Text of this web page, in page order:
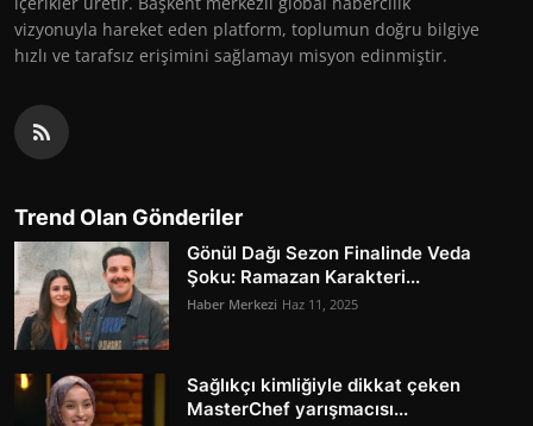
vizyonuyla hareket eden platform, toplumun doğru bilgiye
hızlı ve tarafsız erişimini sağlamayı misyon edinmiştir.
Trend Olan Gönderiler
Gönül Dağı Sezon Finalinde Veda
Şoku: Ramazan Karakteri...
Haber Merkezi Haz 11, 2025
Sağlıkçı kimliğiyle dikkat çeken
MasterChef yarışmacısı...